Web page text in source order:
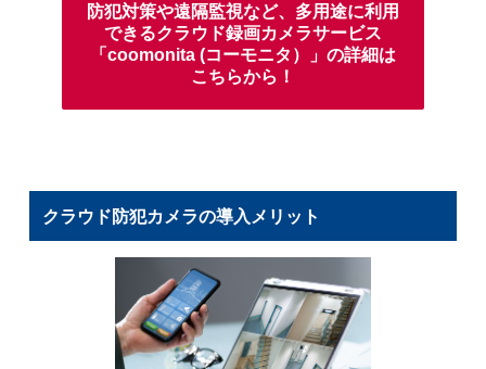
防犯対策や遠隔監視など、多用途に利用
できるクラウド録画カメラサービス
「coomonita (コーモニタ）」の詳細は
こちらから！
クラウド防犯カメラの導入メリット